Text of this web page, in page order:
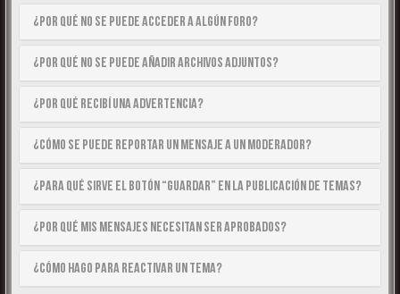
¿Por qué no se puede acceder a algún foro?
¿Por qué no se puede añadir archivos adjuntos?
¿Por qué recibí una advertencia?
¿Cómo se puede reportar un mensaje a un moderador?
¿Para qué sirve el botón “Guardar” en la publicación de temas?
¿Por qué mis mensajes necesitan ser aprobados?
¿Cómo hago para reactivar un tema?